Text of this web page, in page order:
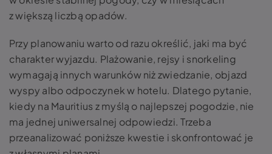
z większą liczbą opadów.
Przy planowaniu warto od razu określić, jaki ma być
charakter wyjazdu. Plażowanie, rejsy i snorkeling
wymagają innych warunków niż zwiedzanie, objazd
wyspy albo odpoczynek w hotelu. Dlatego pytanie,
kiedy na Mauritius z myślą o najlepszej pogodzie, nie
ma jednej uniwersalnej odpowiedzi. Trzeba
przeanalizować poniższe kwestie i skonfrontować je